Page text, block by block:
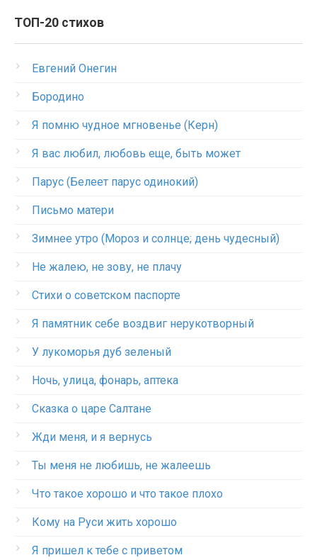
ТОП-20 стихов
Евгений Онегин
Бородино
Я помню чудное мгновенье (Керн)
Я вас любил, любовь еще, быть может
Парус (Белеет парус одинокий)
Письмо матери
Зимнее утро (Мороз и солнце; день чудесный)
Не жалею, не зову, не плачу
Стихи о советском паспорте
Я памятник себе воздвиг нерукотворный
У лукоморья дуб зеленый
Ночь, улица, фонарь, аптека
Сказка о царе Салтане
Жди меня, и я вернусь
Ты меня не любишь, не жалеешь
Что такое хорошо и что такое плохо
Кому на Руси жить хорошо
Я пришел к тебе с приветом